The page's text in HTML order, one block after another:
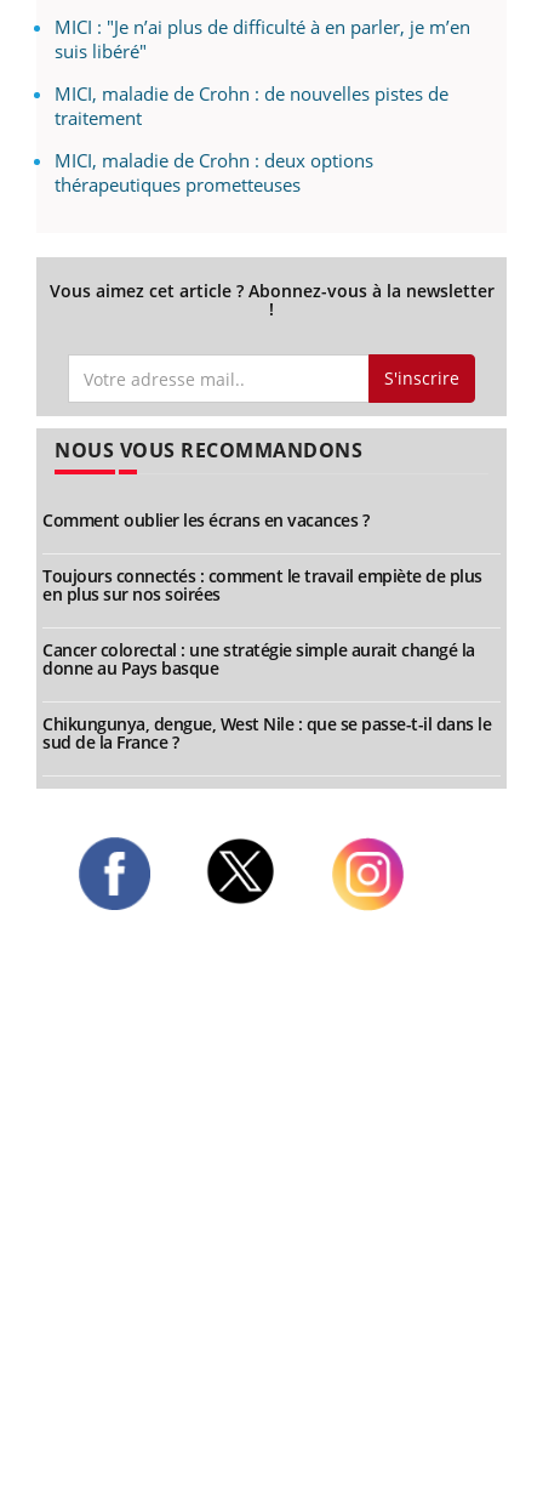
MICI : "Je n’ai plus de difficulté à en parler, je m’en
suis libéré"
MICI, maladie de Crohn : de nouvelles pistes de
traitement
MICI, maladie de Crohn : deux options
thérapeutiques prometteuses
Vous aimez cet article ? Abonnez-vous à la newsletter
!
S'inscrire
NOUS VOUS RECOMMANDONS
Comment oublier les écrans en vacances ?
Toujours connectés : comment le travail empiète de plus
en plus sur nos soirées
Cancer colorectal : une stratégie simple aurait changé la
donne au Pays basque
Chikungunya, dengue, West Nile : que se passe-t-il dans le
sud de la France ?